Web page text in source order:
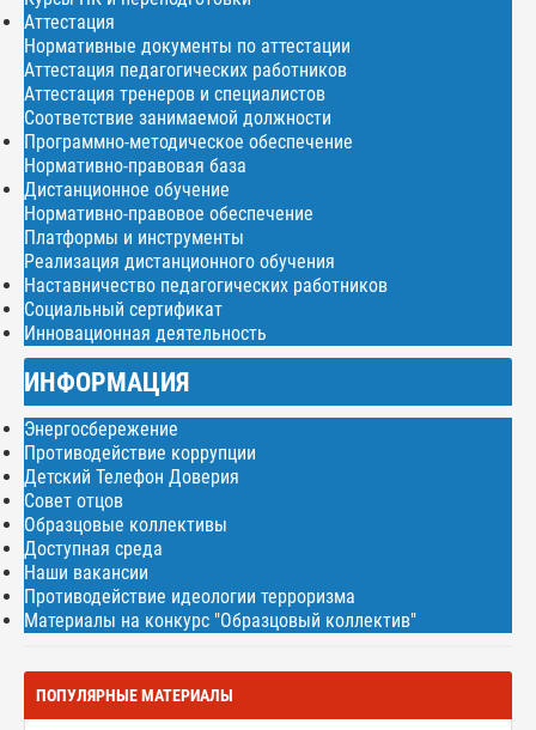
Аттестация
Нормативные документы по аттестации
Аттестация педагогических работников
Аттестация тренеров и специалистов
Соответствие занимаемой должности
Программно-методическое обеспечение
Нормативно-правовая база
Дистанционное обучение
Нормативно-правовое обеспечение
Платформы и инструменты
Реализация дистанционного обучения
Наставничество педагогических работников
Социальный сертификат
Инновационная деятельность
ИНФОРМАЦИЯ
Энергосбережение
Противодействие коррупции
Детский Телефон Доверия
Совет отцов
Образцовые коллективы
Доступная среда
Наши вакансии
Противодействие идеологии терроризма
Материалы на конкурс "Образцовый коллектив"
ПОПУЛЯРНЫЕ МАТЕРИАЛЫ